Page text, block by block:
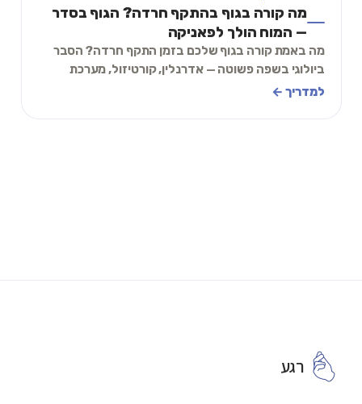
מה קורה בגוף בהתקף חרדה? הגוף בסדר
— המוח הולך לפאניקה
מה באמת קורה בגוף שלכם בזמן התקף חרדה? הסבר
ביולוגי בשפה פשוטה — אדרנלין, קורטיזול, מערכת
עצבים, ולמה הגוף בסדר גם כשהוא לא מרגיש ככה.
למדריך ←
רגע